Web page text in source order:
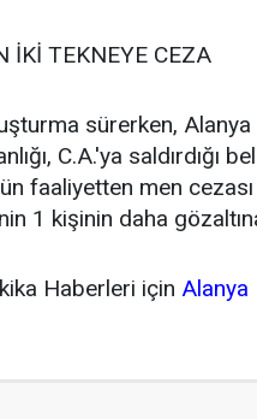
İKİ TEKNEYE CEZA
sürerken, Alanya
C.A.'ya saldırdığı
faaliyetten men
1 kişinin daha
Haberleri için Alanya